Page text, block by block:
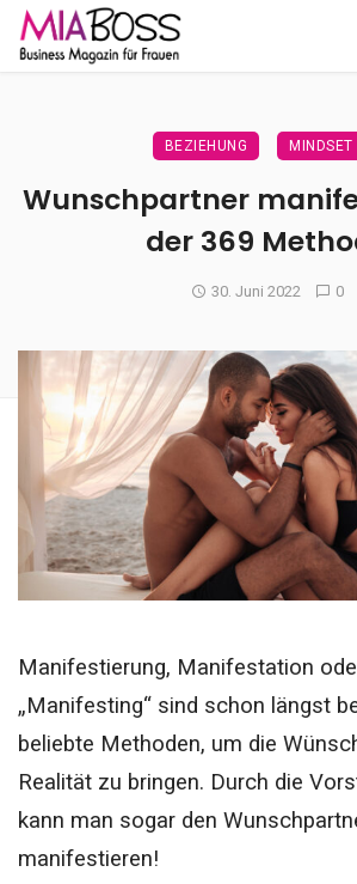
BEZIEHUNG MINDSET
Wunschpartner
der 369
30. Juni 2022 0
Manifestierung, Manifestation
„Manifesting“ sind schon längst
beliebte Methoden, um die
Realität zu bringen. Durch die
kann man sogar den
manifestieren!